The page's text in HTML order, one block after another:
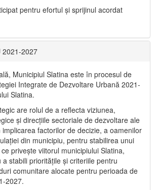
pentru efortul şi sprijinul acordat
2021-2027
Municipiul Slatina este în procesul de
Integrate de Dezvoltare Urbană 2021‐
Slatina.
are rolul de a reflecta viziunea,
și direcțiile sectoriale de dezvoltare ale
implicarea factorilor de decizie, a oamenilor
din municipiu, pentru stabilirea unui
privește viitorul municipiului Slatina,
stabili prioritățile și criteriile pentru
comunitare alocate pentru perioada de
2027.